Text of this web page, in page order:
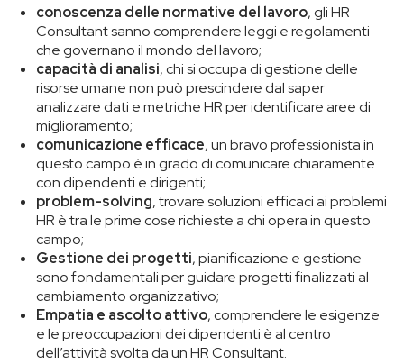
conoscenza delle normative del lavoro, gli HR
Consultant sanno comprendere leggi e regolamenti
che governano il mondo del lavoro;
capacità di analisi, chi si occupa di gestione delle
risorse umane non può prescindere dal saper
analizzare dati e metriche HR per identificare aree di
miglioramento;
comunicazione efficace, un bravo professionista in
questo campo è in grado di comunicare chiaramente
con dipendenti e dirigenti;
problem-solving, trovare soluzioni efficaci ai problemi
HR è tra le prime cose richieste a chi opera in questo
campo;
Gestione dei progetti, pianificazione e gestione
sono fondamentali per guidare progetti finalizzati al
cambiamento organizzativo;
Empatia e ascolto attivo, comprendere le esigenze
e le preoccupazioni dei dipendenti è al centro
dell’attività svolta da un HR Consultant.